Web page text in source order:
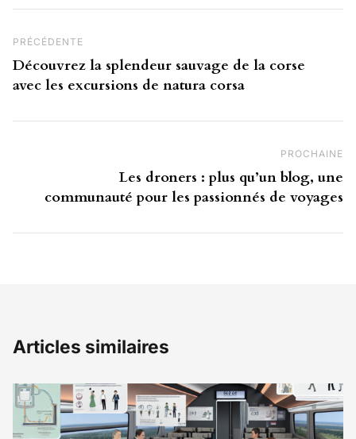
Post Précédent
PRÉCÉDENTE
Découvrez la splendeur sauvage de la corse
avec les excursions de natura corsa
PROCHAINE
Les droners : plus qu’un blog, une
communauté pour les passionnés de voyages
Articles similaires